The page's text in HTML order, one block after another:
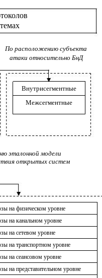
По расположению субъекта
атаки относительно БнД
Внутрисегментные
Межсегментные
эталонной модели
открытых систем
на физическом уровне
на канальном уровне
на сетевом уровне
на транспортном уровне
на сеансовом уровне
на представительном уровне